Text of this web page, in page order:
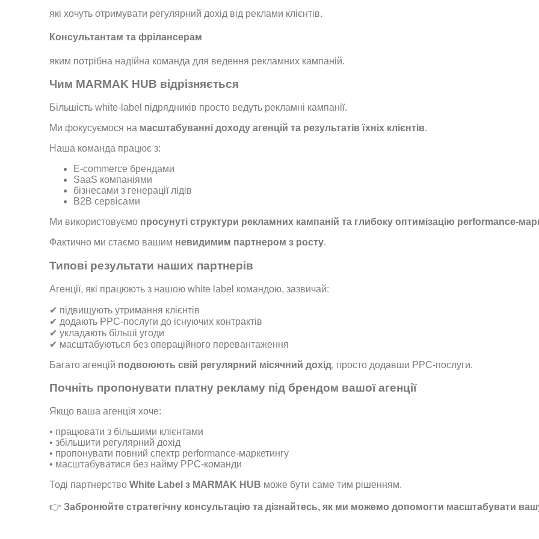
які хочуть отримувати регулярний дохід від реклами клієнтів.
Консультантам та фрілансерам
яким потрібна надійна команда для ведення рекламних кампаній.
Чим MARMAK HUB відрізняється
Більшість white-label підрядників просто ведуть рекламні кампанії.
Ми фокусуємося на масштабуванні доходу агенцій та результатів їхніх клієнтів.
Наша команда працює з:
E-commerce брендами
SaaS компаніями
бізнесами з генерації лідів
B2B сервісами
Ми використовуємо просунуті структури рекламних кампаній та глибоку оптимізацію performance-
Фактично ми стаємо вашим невидимим партнером з росту.
Типові результати наших партнерів
Агенції, які працюють з нашою white label командою, зазвичай:
✔ підвищують утримання клієнтів
✔ додають PPC-послуги до існуючих контрактів
✔ укладають більші угоди
✔ масштабуються без операційного перевантаження
Багато агенцій подвоюють свій регулярний місячний дохід, просто додавши PPC-послуги.
Почніть пропонувати платну рекламу під брендом вашої агенції
Якщо ваша агенція хоче:
• працювати з більшими клієнтами
• збільшити регулярний дохід
• пропонувати повний спектр performance-маркетингу
• масштабуватися без найму PPC-команди
Тоді партнерство White Label з MARMAK HUB може бути саме тим рішенням.
👉 Забронюйте стратегічну консультацію та дізнайтесь, як ми можемо допомогти масштабувати